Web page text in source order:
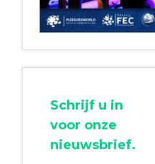
Schrijf u in
voor onze
nieuwsbrief.